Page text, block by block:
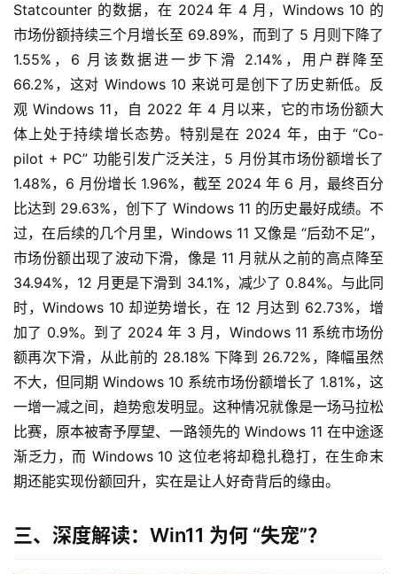
Statcounter 的数据，在 2024 年 4 月，Windows 10 的
市场份额持续三个月增长至 69.89%，而到了 5 月则下降了
1.55%，6 月该数据进一步下滑 2.14%，用户群降至
66.2%，这对 Windows 10 来说可是创下了历史新低。反
观 Windows 11，自 2022 年 4 月以来，它的市场份额大
体上处于持续增长态势。特别是在 2024 年，由于 “Co-
pilot + PC” 功能引发广泛关注，5 月份其市场份额增长了
1.48%，6 月份增长 1.96%，截至 2024 年 6 月，最终百分
比达到 29.63%，创下了 Windows 11 的历史最好成绩。不
过，在后续的几个月里，Windows 11 又像是 “后劲不足”，
市场份额出现了波动下滑，像是 11 月就从之前的高点降至
34.94%，12 月更是下滑到 34.1%，减少了 0.84%。与此同
时，Windows 10 却逆势增长，在 12 月达到 62.73%，增
加了 0.9%。到了 2024 年 3 月，Windows 11 系统市场份
额再次下滑，从此前的 28.18% 下降到 26.72%，降幅虽然
不大，但同期 Windows 10 系统市场份额增长了 1.81%，这
一增一减之间，趋势愈发明显。这种情况就像是一场马拉松
比赛，原本被寄予厚望、一路领先的 Windows 11 在中途逐
渐乏力，而 Windows 10 这位老将却稳扎稳打，在生命末
期还能实现份额回升，实在是让人好奇背后的缘由。
三、深度解读：Win11 为何 “失宠”？